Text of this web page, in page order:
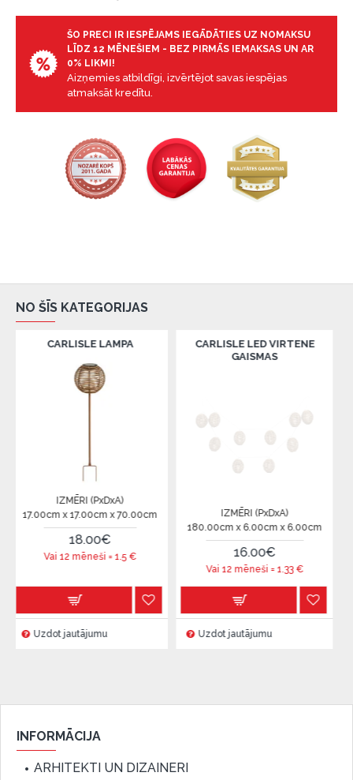
garantijas un atgriesanas noteikumiem.
Finansiālā atbildība:
Aicinām aizņemties atbildīgi! Pirms aizņemties,
lūdzu, izvērtējiet savas finansiālās iespējas.
ŠO PRECI IR IESPĒJAMS IEGĀDĀTIES UZ NOMAKSU
LĪDZ 12 MĒNEŠIEM - BEZ PIRMĀS IEMAKSAS UN AR
0% LIKMI!
Aizņemies atbildīgi, izvērtējot savas iespējas
atmaksāt kredītu.
NO ŠĪS KATEGORIJAS
LAMPA
IZMĒRI (PxDxA)
x 17.00cm x 70.00cm
12 mēneši =1.5€
jautājumu
CARLISLE LED VIRTENE
IZMĒRI (PxDxA)
180.00cm x 6.00cm x 6.00cm
Vai 12 mēneši =1.33€
Uzdot jautājumu
CEPURU
INFORMĀCIJA
ARHITEKTI UN DIZAINERI